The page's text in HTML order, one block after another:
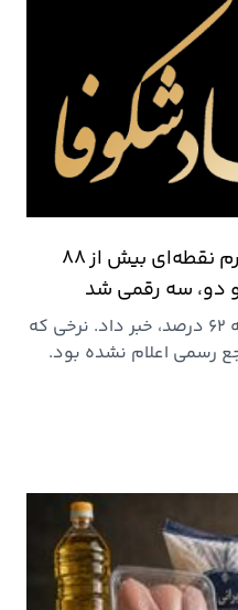
رکوردشکنی دوباره تورم/ تورم نقطه‌ای بیش از ۸۸
سه رقمی شد
مرکز آمار از رسیدن تورم سالانه به ۶۲ درصد، خبر داد. نرخی که
رسمی اعلام نشده بود.